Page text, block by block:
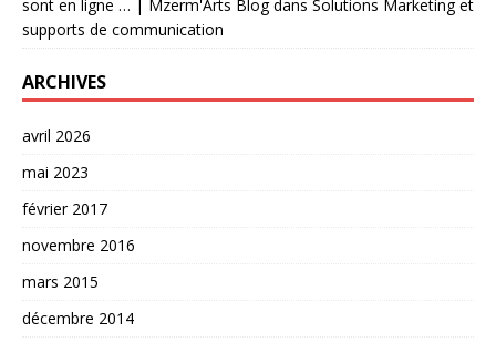
sont en ligne … | Mzerm'Arts Blogdans Solutions Marketing et
supports de communication
ARCHIVES
avril 2026
mai 2023
février 2017
novembre 2016
mars 2015
décembre 2014